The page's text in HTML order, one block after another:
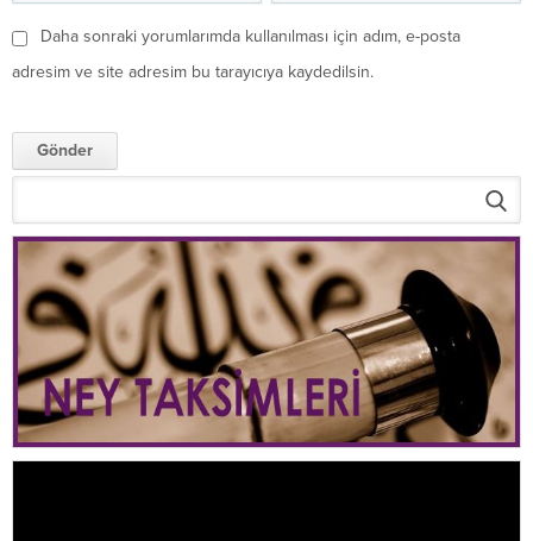
Daha sonraki yorumlarımda kullanılması için adım, e-posta
adresim ve site adresim bu tarayıcıya kaydedilsin.